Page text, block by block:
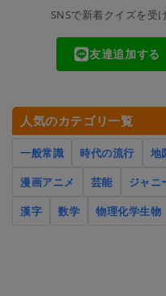
SNSで新着クイズを受
友達追加する
人気のカテゴリ一覧
一般常識 時代の流行 地
漫画アニメ
芸能 ジャニ
漢字
数学 物理化学生物